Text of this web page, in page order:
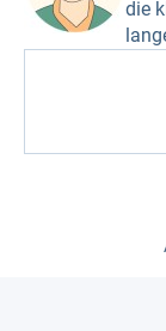
die